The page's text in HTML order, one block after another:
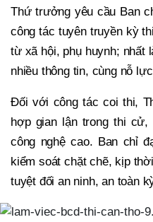
Thứ trưởng yêu cầu Ban
công tác tuyên truyền kỳ
từ xã hội, phụ huynh; nhất
nhiều thông tin, cùng nỗ
Đối với công tác coi thi,
hợp gian lận trong thi
công nghệ cao. Ban chỉ
kiểm soát chặt chẽ, kịp
tuyệt đối an ninh, an toàn